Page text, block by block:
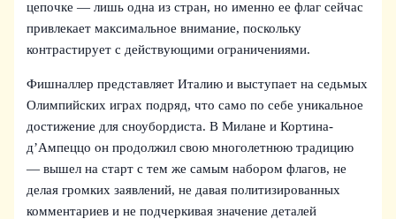
цепочке — лишь одна из стран, но именно ее флаг сейчас
привлекает максимальное внимание, поскольку
контрастирует с действующими ограничениями.
Фишналлер представляет Италию и выступает на седьмых
Олимпийских играх подряд, что само по себе уникальное
достижение для сноубордиста. В Милане и Кортина-
д’Ампеццо он продолжил свою многолетнюю традицию
— вышел на старт с тем же самым набором флагов, не
делая громких заявлений, не давая политизированных
комментариев и не подчеркивая значение деталей